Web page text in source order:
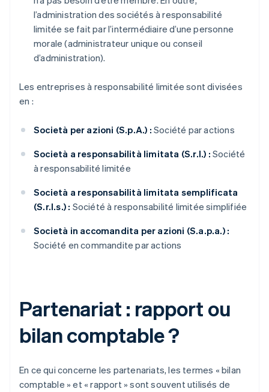
l’administration des sociétés à responsabilité
limitée se fait par l’intermédiaire d’une personne
morale (administrateur unique ou conseil
d’administration).
Les entreprises à responsabilité limitée sont divisées
en :
Società per azioni (S.p.A.) : Société par actions
Società a responsabilità limitata (S.r.l.) : Société
à responsabilité limitée
Società a responsabilità limitata semplificata
(S.r.l.s.) : Société à responsabilité limitée simplifiée
Società in accomandita per azioni (S.a.p.a.) :
Société en commandite par actions
Partenariat : rapport ou
bilan comptable ?
En ce qui concerne les partenariats, les termes « bilan
comptable » et « rapport » sont souvent utilisés de